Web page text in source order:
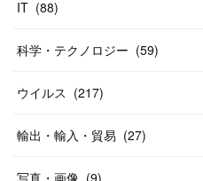
IT (88)
科学・テクノロジー (59)
ウイルス (217)
輸出・輸入・貿易 (27)
写真・画像 (9)